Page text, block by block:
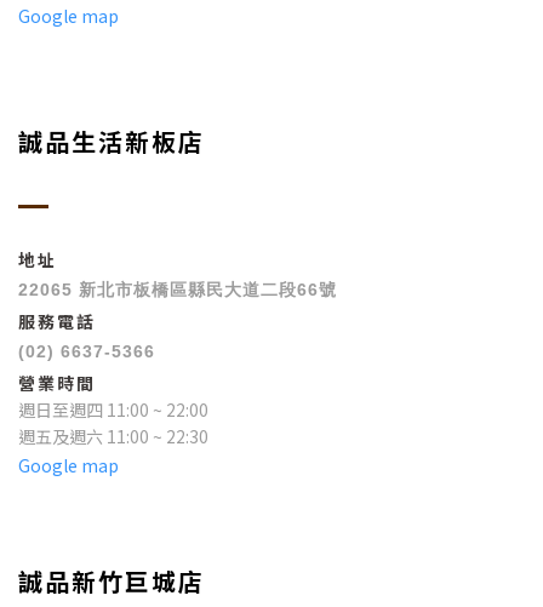
Google map
誠品生活新板店
地址
22065 新北市板橋區縣民大道二段66號
服務電話
(02) 6637-5366
營業時間
週日至週四 11:00 ~ 22:00
週五及週六 11:00 ~ 22:30
Google map
誠品新竹巨城店